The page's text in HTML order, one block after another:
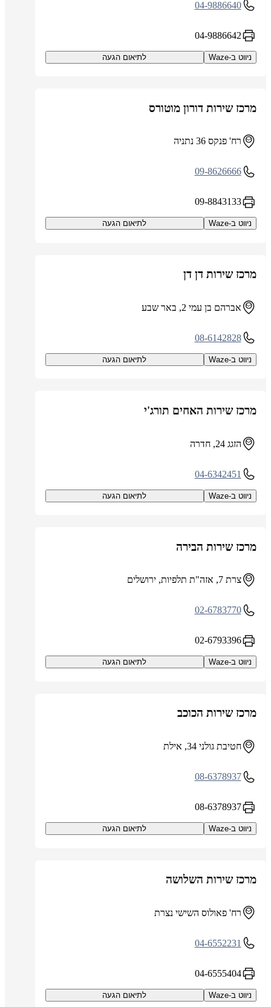
04-9886640
04-9886642
ניווט ב-Waze לתיאום הגעה
מרכז שירות דורון מוטורס
רח' פנקס 36 נתניה
09-8626666
09-8843133
ניווט ב-Waze לתיאום הגעה
מרכז שירות דן דן
אברהם בן עמי 2, באר שבע
08-6142828
ניווט ב-Waze לתיאום הגעה
מרכז שירות האחים תורג'י
הזגג 24, חדרה
04-6342451
ניווט ב-Waze לתיאום הגעה
מרכז שירות הבירה
צרת 7, אזה"ת תלפיות, ירושלים
02-6783770
02-6793396
ניווט ב-Waze לתיאום הגעה
מרכז שירות הכוכב
חטיבת גולני 34, אילת
08-6378937
08-6378937
ניווט ב-Waze לתיאום הגעה
מרכז שירות השלושה
רח' פאולוס השישי נצרת
04-6552231
04-6555404
ניווט ב-Waze לתיאום הגעה